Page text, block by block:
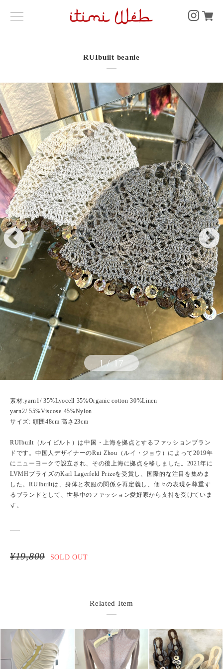
RUIbuilt beanie
1/17
素材:yarn1/ 35%Lyocell 35%Organic cotton 30%Linen
yarn2/ 55%Viscose 45%Nylon
サイズ: 頭囲48cm 高さ23cm
RUIbuilt（ルイビルト）は中国・上海を拠点とするファッションブラン
ドです。中国人デザイナーのRui Zhou（ルイ・ジョウ）によって2019年
にニューヨークで設立され、その後上海に拠点を移しました。2021年に
LVMHプライズのKarl Lagerfeld Prizeを受賞し、国際的な注目を集めま
した。RUIbuiltは、身体と衣服の関係を再定義し、個々の表現を尊重す
るブランドとして、世界中のファッション愛好家から支持を受けていま
す。
¥19,800 SOLD OUT
Related Item